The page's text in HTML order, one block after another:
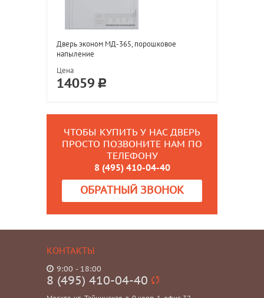
Дверь эконом МД-365, порошковое
напыление
Цена
14059
ЧТОБЫ КУПИТЬ У НАС ДВЕРЬ
ПРОСТО ПОЗВОНИТЕ НАМ ПО
ТЕЛЕФОНУ
8 (495) 410-04-40
ОБРАТНЫЙ ЗВОНОК
КОНТАКТЫ
9:00 - 18:00
8 (495) 410-04-40